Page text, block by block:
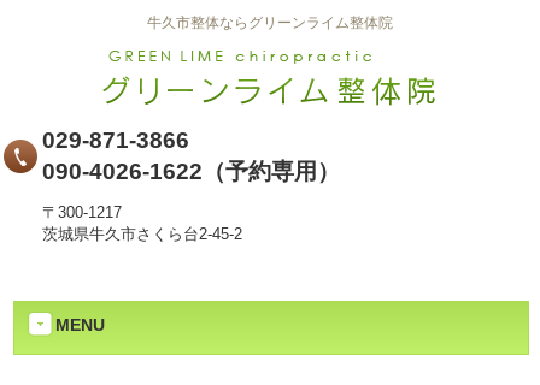
牛久市整体ならグリーンライム整体院
029-871-3866
090-4026-1622（予約専用）
〒300-1217
茨城県牛久市さくら台2-45-2
MENU